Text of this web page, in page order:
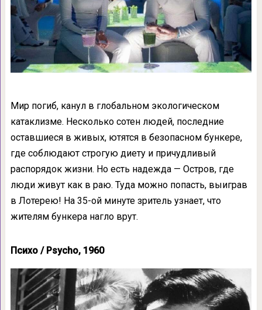
Мир погиб, канул в глобальном экологическом
катаклизме. Несколько сотен людей, последние
оставшиеся в живых, ютятся в безопасном бункере,
где соблюдают строгую диету и причудливый
распорядок жизни. Но есть надежда — Остров, где
люди живут как в раю. Туда можно попасть, выиграв
в Лотерею! На 35-ой минуте зритель узнает, что
жителям бункера нагло врут.
Психо / Psycho, 1960